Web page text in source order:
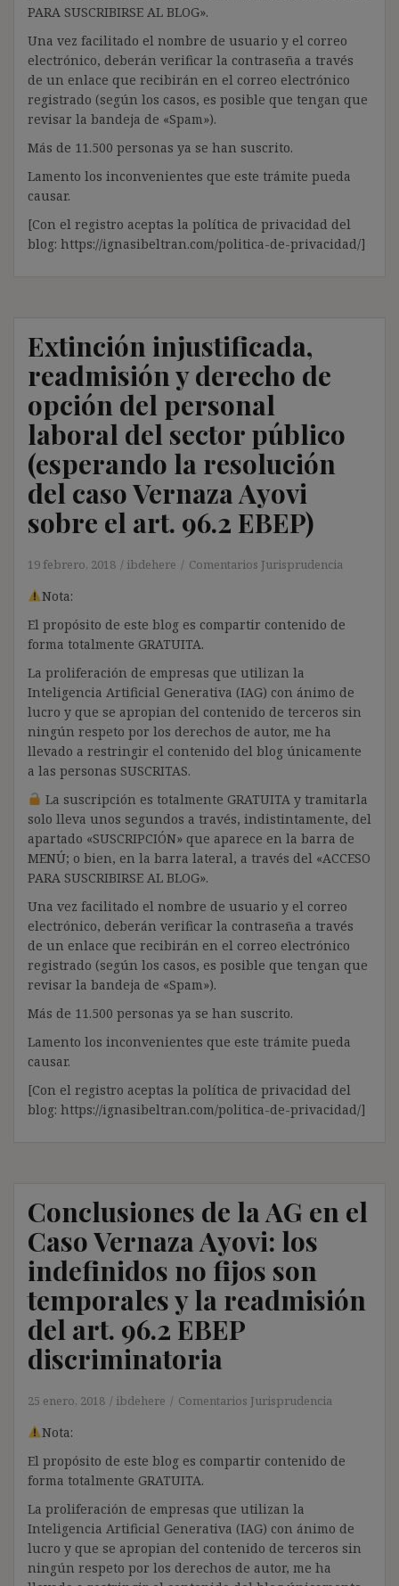
PARA SUSCRIBIRSE AL BLOG».
Una vez facilitado el nombre de usuario y el correo
electrónico, deberán verificar la contraseña a través
de un enlace que recibirán en el correo electrónico
registrado (según los casos, es posible que tengan que
revisar la bandeja de «Spam»).
Más de 11.500 personas ya se han suscrito.
Lamento los inconvenientes que este trámite pueda
causar.
[Con el registro aceptas la política de privacidad del
blog: https://ignasibeltran.com/politica-de-privacidad/]
Extinción injustificada,
readmisión y derecho de
opción del personal
laboral del sector público
(esperando la resolución
del caso Vernaza Ayovi
sobre el art. 96.2 EBEP)
19 febrero, 2018 ibdehere Comentarios Jurisprudencia
Nota:
El propósito de este blog es compartir contenido de
forma totalmente GRATUITA.
La proliferación de empresas que utilizan la
Inteligencia Artificial Generativa (IAG) con ánimo de
lucro y que se apropian del contenido de terceros sin
ningún respeto por los derechos de autor, me ha
llevado a restringir el contenido del blog únicamente
a las personas SUSCRITAS.
La suscripción es totalmente GRATUITA y tramitarla
solo lleva unos segundos a través, indistintamente, del
apartado «SUSCRIPCIÓN» que aparece en la barra de
MENÚ; o bien, en la barra lateral, a través del «ACCESO
PARA SUSCRIBIRSE AL BLOG».
Una vez facilitado el nombre de usuario y el correo
electrónico, deberán verificar la contraseña a través
de un enlace que recibirán en el correo electrónico
registrado (según los casos, es posible que tengan que
revisar la bandeja de «Spam»).
Más de 11.500 personas ya se han suscrito.
Lamento los inconvenientes que este trámite pueda
causar.
[Con el registro aceptas la política de privacidad del
blog: https://ignasibeltran.com/politica-de-privacidad/]
Conclusiones de la AG en el
Caso Vernaza Ayovi: los
indefinidos no fijos son
temporales y la readmisión
del art. 96.2 EBEP
discriminatoria
25 enero, 2018 ibdehere Comentarios Jurisprudencia
Nota:
El propósito de este blog es compartir contenido de
forma totalmente GRATUITA.
La proliferación de empresas que utilizan la
Inteligencia Artificial Generativa (IAG) con ánimo de
lucro y que se apropian del contenido de terceros sin
ningún respeto por los derechos de autor, me ha